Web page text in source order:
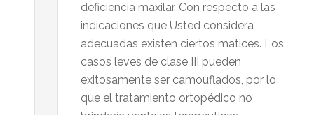
deficiencia maxilar. Con respecto a las
indicaciones que Usted considera
adecuadas existen ciertos matices. Los
casos leves de clase III pueden
exitosamente ser camouflados, por lo
que el tratamiento ortopédico no